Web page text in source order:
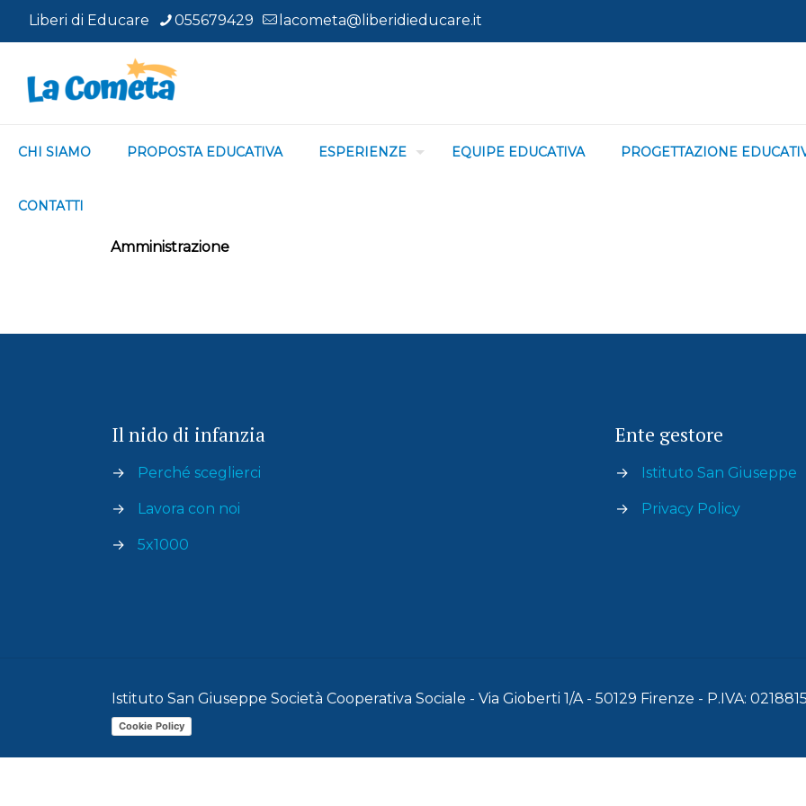
Liberi di Educare 055679429 lacometa@liberidieducare.it
CHI SIAMO PROPOSTA EDUCATIVA ESPERIENZE EQUIPE EDUCATIVA PROGETTAZIONE
CONTATTI
Amministrazione
Il nido di infanzia
→ Perché sceglierci
→ Lavora con noi
→ 5x1000
Ente gestore
→ Istituto San Giuseppe
→ Privacy Policy
Istituto San Giuseppe Società Cooperativa Sociale - Via Gioberti 1/A - 50129 Firenze - P.IVA:
Cookie Policy